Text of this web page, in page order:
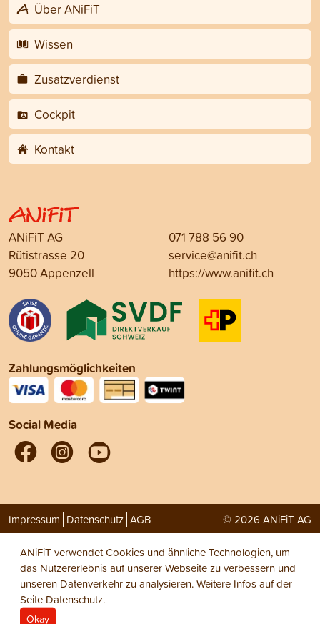
Über ANiFiT
Wissen
Zusatzverdienst
Cockpit
Kontakt
ANiFiT AG
Rütistrasse 20
9050 Appenzell
071 788 56 90
service@anifit.ch
https://www.anifit.ch
Zahlungsmöglichkeiten
Social Media
Impressum Datenschutz AGB © 2026 ANiFiT AG
ANiFiT verwendet Cookies und ähnliche Technologien, um
das Nutzererlebnis auf unserer Webseite zu verbessern und
unseren Datenverkehr zu analysieren. Weitere Infos auf der
Seite Datenschutz.
Okay